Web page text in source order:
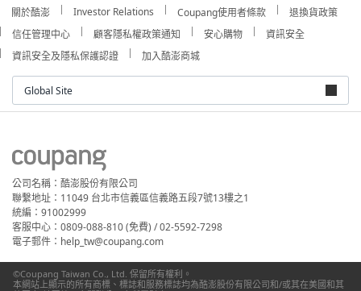
關於酷澎 Investor Relations Coupang使用者條款
退換貨政策
信任管理中心
顧客隱私權政策通知 安心購物
資訊安全
資訊安全及隱私保護認證
加入酷澎商城
Global Site
公司名稱：酷澎股份有限公司
聯繫地址：11049 台北市信義區信義路五段7號13樓之1
統編：91002999
客服中心：0809-088-810 (免費) / 02-5592-7298
電子郵件：help_tw@coupang.com
©Coupang Taiwan Co., Ltd. 保留所有權利。
本網站上顯示的所有商標、標誌和服務標誌均為酷澎股份有限公司和/或其在美國和其